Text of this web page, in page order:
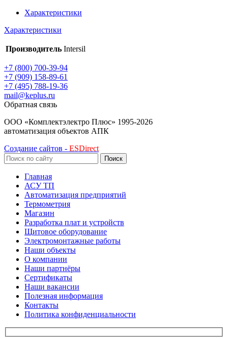
Характеристики
Характеристики
Производитель Intersil
+7 (800) 700-39-94
+7 (909) 158-89-61
+7 (495) 788-19-36
mail@keplus.ru
Обратная связь
ООО «Комплектэлектро Плюс» 1995-2026
автоматизация объектов АПК
Создание сайтов - ESDirect
Поиск
Главная
АСУ ТП
Автоматизация предприятий
Термометрия
Магазин
Разработка плат и устройств
Щитовое оборудование
Электромонтажные работы
Наши объекты
О компании
Наши партнёры
Сертификаты
Наши вакансии
Полезная информация
Контакты
Политика конфиденциальности